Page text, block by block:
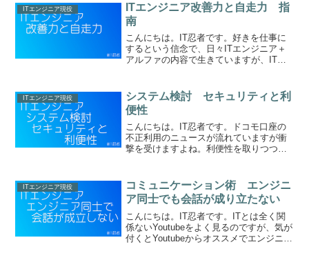
らみんなフリーランスでいいじゃないと
思いますよね？ ところ...
ITエンジニア現役
ITエンジニア改善力と自走力 指
南
こんにちは。IT忍者です。好きを仕事に
するという信念で、日々ITエンジニア＋
アルファの内容で生きていますが、IT業
は、IT系の仕事を好きだと言える環境を
自分で作る努力...
ITエンジニア現役
システム検討 セキュリティと利
便性
こんにちは。IT忍者です。ドコモ口座の
不正利用のニュースが流れていますが衝
撃を受けますよね。利便性を取りつつセ
格が悪い人の方が、セキュリティ対策、
セキュリティ対応が優れ...
ITエンジニア現役
コミュニケーション術 エンジニ
ア同士でも会話が成り立たない
こんにちは。IT忍者です。ITとは全く関
係ないYoutubeをよく見るのですが、気が
付くとYoutubeからオススメでエンジニア